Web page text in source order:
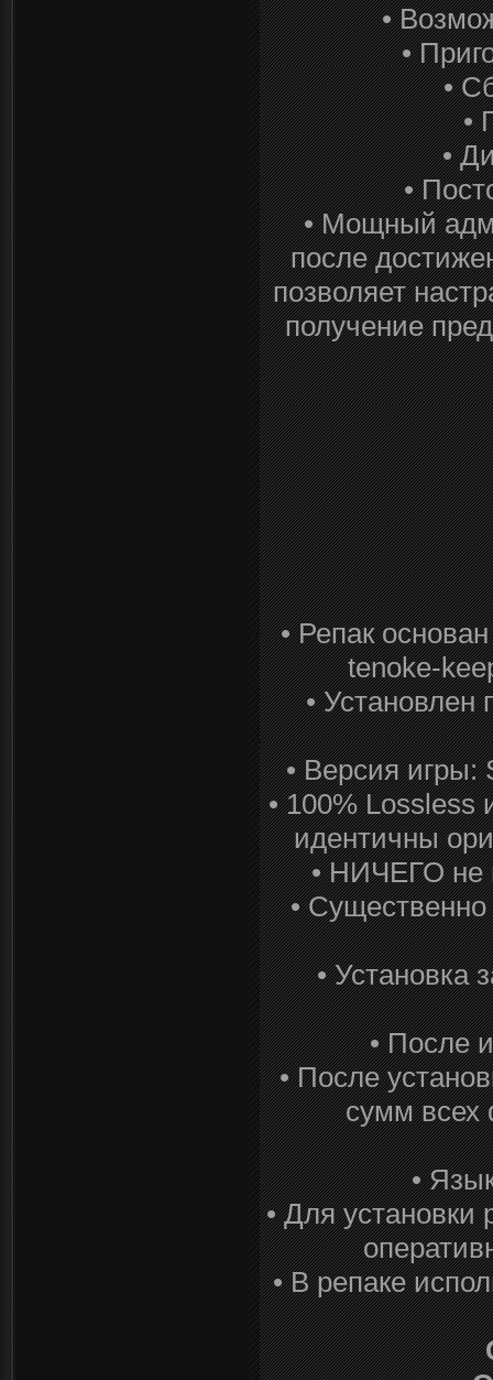
•
•
•
•
•
•
• Мощный
после
позволяет
получение
• Репак
tenoke-
• Установлен
• Версия игры:
• 100% Lossless
идентичны
• НИЧЕГО не
•
• Установка
• После
• После
сумм всех
•
• Для установки
• В репаке